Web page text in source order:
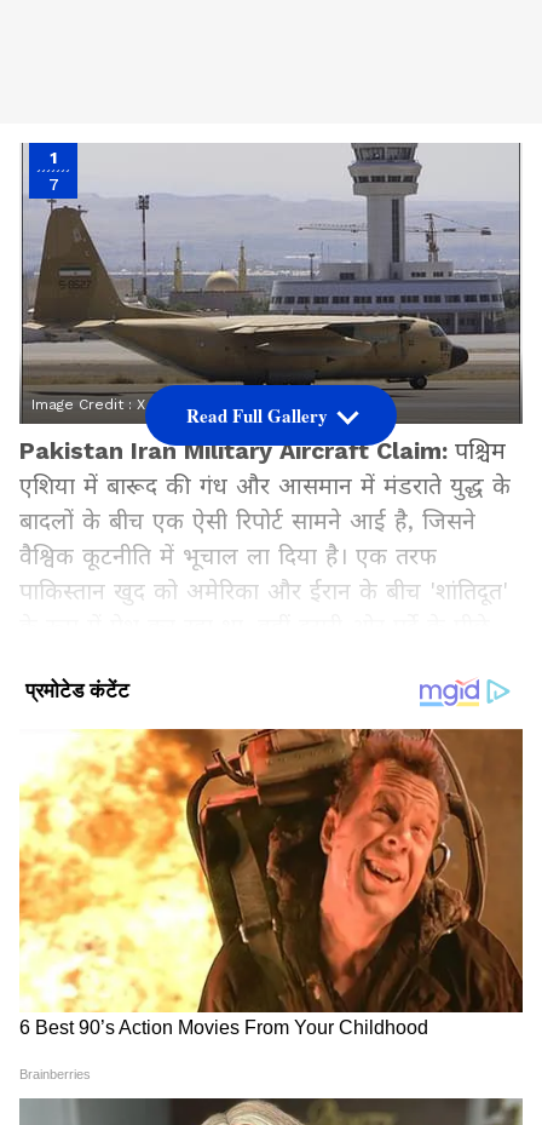
1
7
Image Credit : X
Pakistan Iran Military Aircraft Claim: पश्चिम
एशिया में बारूद की गंध और आसमान में मंडराते युद्ध के
बादलों के बीच एक ऐसी रिपोर्ट सामने आई है, जिसने
वैश्विक कूटनीति में भूचाल ला दिया है। एक तरफ
पाकिस्तान खुद को अमेरिका और ईरान के बीच 'शांतिदूत'
बचाने की गुप्त योजना पर काम कर रहा था। अमेरिकी
अधिकारियों के हवाले से आई एक रिपोर्ट ने दावा किया है
कि पाकिस्तान ने अपने रणनीतिक एयरबेस का इस्तेमाल
ईरानी सैन्य विमानों को 'सुरक्षित पनाहगाह' देने के लिए
किया।
Add Asianetnews Hindi as a Preferred
Source
7
Read Full Gallery